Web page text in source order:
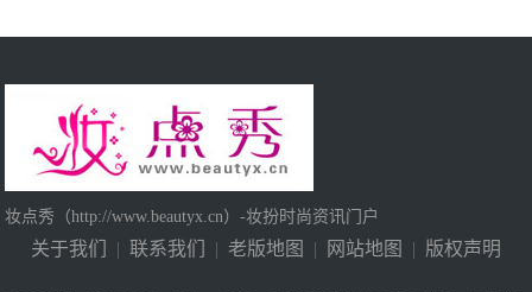
妆点秀（http://www.beautyx.cn）-妆扮时尚资讯门户
关于我们 | 联系我们 | 老版地图 | 网站地图 | 版权声明